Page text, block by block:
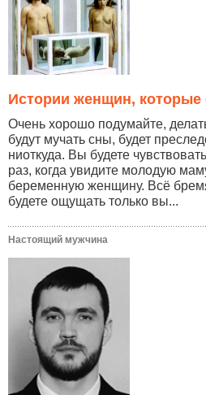
Истории женщин, которые
Очень хорошо подумайте,
будут мучать сны, будет
ниоткуда. Вы будете
раз, когда увидите молодую
беременную женщину. Всё
будете ощущать только вы...
Настоящий мужчина